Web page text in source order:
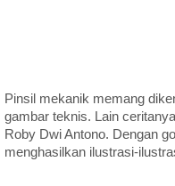
Pinsil mekanik memang
gambar teknis. Lain
Roby Dwi Antono. Dengan
menghasilkan ilustrasi-